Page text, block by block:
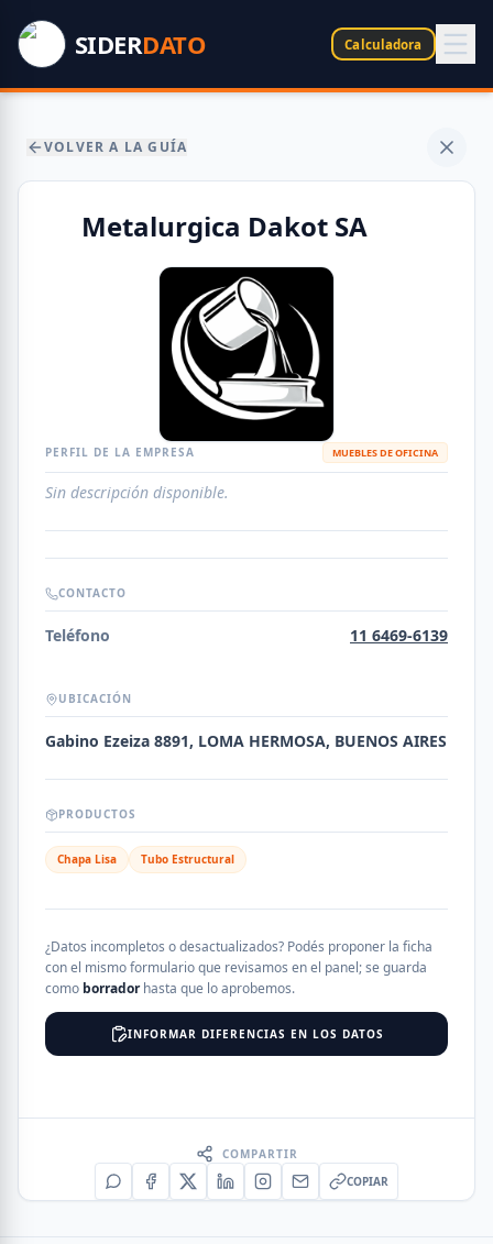
SIDERDATO Calculadora
VOLVER A LA GUÍA
Metalurgica Dakot SA
PERFIL DE LA EMPRESA MUEBLES DE OFICINA
Sin descripción disponible.
CONTACTO
Teléfono 11 6469-6139
UBICACIÓN
Gabino Ezeiza 8891, LOMA HERMOSA, BUENOS AIRES
PRODUCTOS
Chapa Lisa Tubo Estructural
¿Datos incompletos o desactualizados? Podés proponer la ficha
con el mismo formulario que revisamos en el panel; se guarda
como borradorhasta que lo aprobemos.
INFORMAR DIFERENCIAS EN LOS DATOS
COMPARTIR
COPIAR